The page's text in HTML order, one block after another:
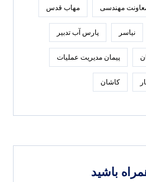
مهندسی مهاب قدس
نیاسر پارس‌ آب تدبير
پیمان مدیریت عملیات
کاشان
باشید